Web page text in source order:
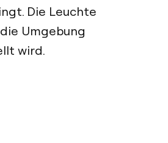
Die Leuchte
Umgebung
wird.